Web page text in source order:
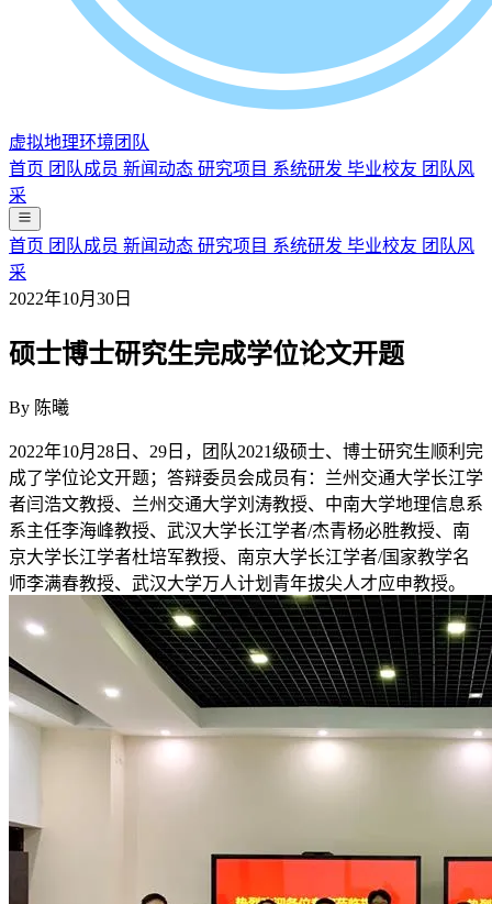
虚拟地理环境团队
首页 团队成员 新闻动态 研究项目 系统研发 毕业校友 团队风
采
首页 团队成员 新闻动态 研究项目 系统研发 毕业校友 团队风
采
2022年10月30日
硕士博士研究生完成学位论文开题
By 陈曦
2022年10月28日、29日，团队2021级硕士、博士研究生顺利完
成了学位论文开题；答辩委员会成员有：兰州交通大学长江学
者闫浩文教授、兰州交通大学刘涛教授、中南大学地理信息系
系主任李海峰教授、武汉大学长江学者/杰青杨必胜教授、南
京大学长江学者杜培军教授、南京大学长江学者/国家教学名
师李满春教授、武汉大学万人计划青年拔尖人才应申教授。